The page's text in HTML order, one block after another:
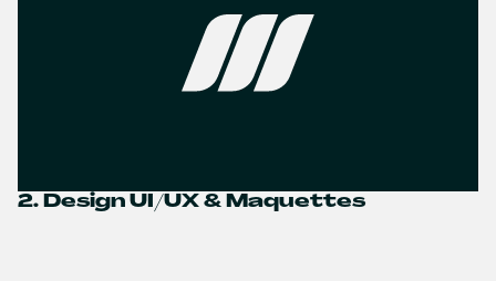
2. Design UI/UX & Maquettes